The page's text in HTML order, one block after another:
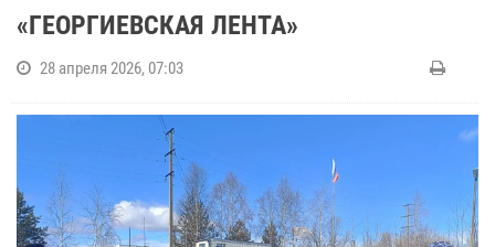
«ГЕОРГИЕВСКАЯ ЛЕНТА»
28 апреля 2026, 07:03